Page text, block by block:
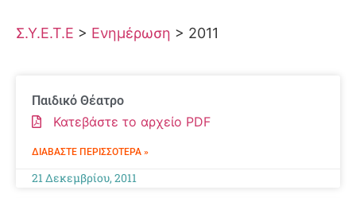
Σ.Υ.Ε.Τ.Ε > Ενημέρωση > 2011
Παιδικό Θέατρο
Κατεβάστε το αρχείο PDF
ΔΙΑΒΆΣΤΕ ΠΕΡΙΣΣΌΤΕΡΑ »
21 Δεκεμβρίου, 2011